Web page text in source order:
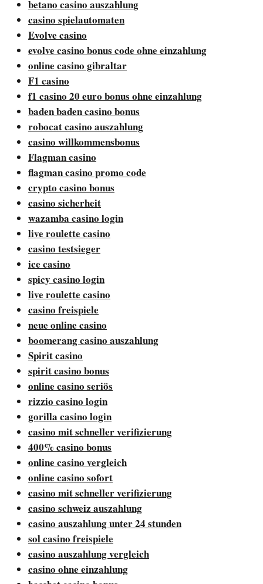
betano casino auszahlung
casino spielautomaten
Evolve casino
evolve casino bonus code ohne einzahlung
online casino gibraltar
F1 casino
f1 casino 20 euro bonus ohne einzahlung
baden baden casino bonus
robocat casino auszahlung
casino willkommensbonus
Flagman casino
flagman casino promo code
crypto casino bonus
casino sicherheit
wazamba casino login
live roulette casino
casino testsieger
ice casino
spicy casino login
live roulette casino
casino freispiele
neue online casino
boomerang casino auszahlung
Spirit casino
spirit casino bonus
online casino seriös
rizzio casino login
gorilla casino login
casino mit schneller verifizierung
400% casino bonus
online casino vergleich
online casino sofort
casino mit schneller verifizierung
casino schweiz auszahlung
casino auszahlung unter 24 stunden
sol casino freispiele
casino auszahlung vergleich
casino ohne einzahlung